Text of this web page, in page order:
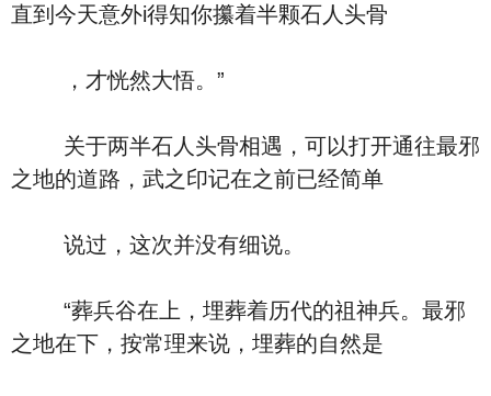
直到今天意外i得知你攥着半颗石人头骨
，才恍然大悟。”
关于两半石人头骨相遇，可以打开通往最邪
之地的道路，武之印记在之前已经简单
说过，这次并没有细说。
“葬兵谷在上，埋葬着历代的祖神兵。最邪
之地在下，按常理来说，埋葬的自然是